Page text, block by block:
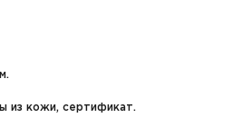
из кожи, сертификат.